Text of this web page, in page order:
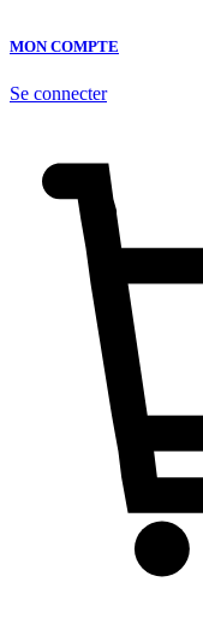
MON COMPTE
Se connecter